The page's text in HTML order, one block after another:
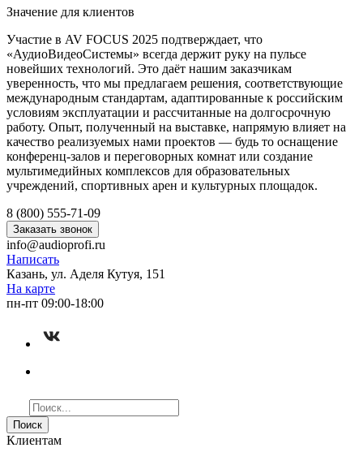
Значение для клиентов
Участие в AV FOCUS 2025 подтверждает, что
«АудиоВидеоСистемы» всегда держит руку на пульсе
новейших технологий. Это даёт нашим заказчикам
уверенность, что мы предлагаем решения, соответствующие
международным стандартам, адаптированные к российским
условиям эксплуатации и рассчитанные на долгосрочную
работу. Опыт, полученный на выставке, напрямую влияет на
качество реализуемых нами проектов — будь то оснащение
конференц-залов и переговорных комнат или создание
мультимедийных комплексов для образовательных
учреждений, спортивных арен и культурных площадок.
8 (800) 555-71-09
Заказать звонок
info@audioprofi.ru
Написать
Казань, ул. Аделя Кутуя, 151
На карте
пн-пт 09:00-18:00
Поиск
Клиентам